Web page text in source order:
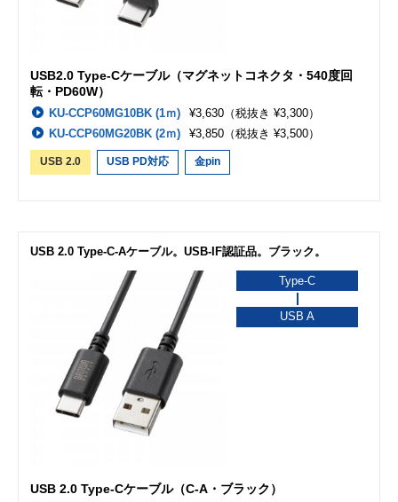
USB2.0 Type-Cケーブル（マグネットコネクタ・540度回
転・PD60W）
KU-CCP60MG10BK (1ｍ) ¥3,630 （税抜き ¥3,300）
KU-CCP60MG20BK (2ｍ)
¥3,850 （税抜き ¥3,500）
USB 2.0 USB PD対応 金pin
USB 2.0 Type-C-Aケーブル。USB-IF認証品。ブラック。
Type-C
USB A
USB 2.0 Type-Cケーブル（C-A・ブラック）